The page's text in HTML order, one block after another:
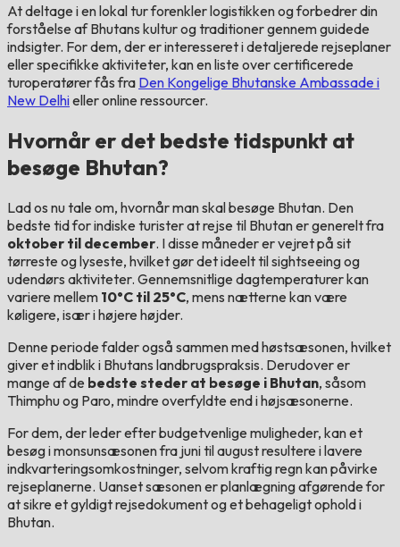
At deltage i en lokal tur forenkler logistikken og forbedrer din
forståelse af Bhutans kultur og traditioner gennem guidede
indsigter. For dem, der er interesseret i detaljerede rejseplaner
eller specifikke aktiviteter, kan en liste over certificerede
turoperatører fås fra Den Kongelige Bhutanske Ambassade i
New Delhieller online ressourcer.
Hvornår er det bedste tidspunkt at
besøge Bhutan?
Lad os nu tale om, hvornår man skal besøge Bhutan. Den
bedste tid for indiske turister at rejse til Bhutan er generelt fra
oktober til december. I disse måneder er vejret på sit
tørreste og lyseste, hvilket gør det ideelt til sightseeing og
udendørs aktiviteter. Gennemsnitlige dagtemperaturer kan
variere mellem 10°C til 25°C, mens nætterne kan være
køligere, især i højere højder.
Denne periode falder også sammen med høstsæsonen, hvilket
giver et indblik i Bhutans landbrugspraksis. Derudover er
mange af de bedste steder at besøge i Bhutan, såsom
Thimphu og Paro, mindre overfyldte end i højsæsonerne.
For dem, der leder efter budgetvenlige muligheder, kan et
besøg i monsunsæsonen fra juni til august resultere i lavere
indkvarteringsomkostninger, selvom kraftig regn kan påvirke
rejseplanerne. Uanset sæsonen er planlægning afgørende for
at sikre et gyldigt rejsedokument og et behageligt ophold i
Bhutan.